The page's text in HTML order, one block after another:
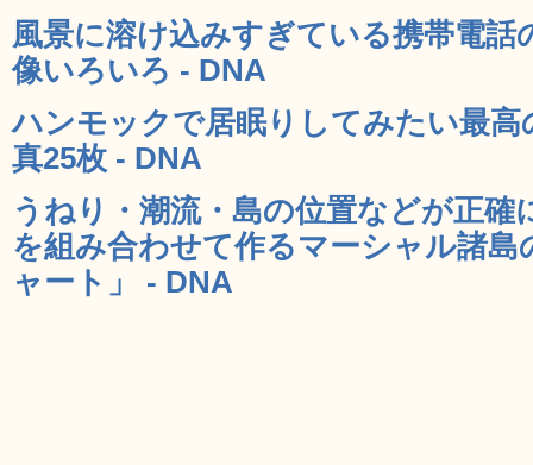
風景に溶け込みすぎている携帯電話
像いろいろ - DNA
ハンモックで居眠りしてみたい最
真25枚 - DNA
うねり・潮流・島の位置などが正確
を組み合わせて作るマーシャル諸
ャート」 - DNA